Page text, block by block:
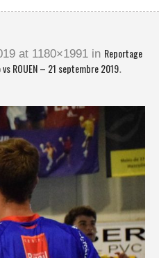
at 1180×1991 in Reportage
vs ROUEN – 21 septembre 2019.